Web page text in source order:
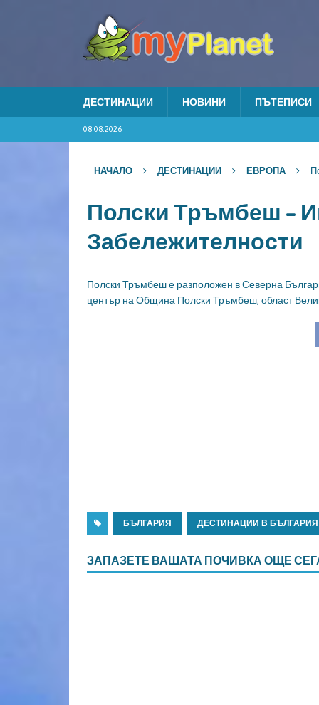
ДЕСТИНАЦИИ НОВИНИ ПЪТЕПИСИ
08.08.2026
НАЧАЛО ДЕСТИНАЦИИ ЕВРОПА
Полски Тръмбеш –
Забележителности
Полски Тръмбеш е разположен в Северна
център на Община Полски Тръмбеш, област
БЪЛГАРИЯ ДЕСТИНАЦИИ В БЪЛГАРИЯ
ЗАПАЗЕТЕ ВАШАТА ПОЧИВКА ОЩЕ